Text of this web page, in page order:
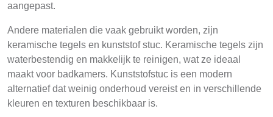
aangepast.
Andere materialen die vaak gebruikt worden, zijn
keramische tegels en kunststof stuc. Keramische tegels zijn
waterbestendig en makkelijk te reinigen, wat ze ideaal
maakt voor badkamers. Kunststofstuc is een modern
alternatief dat weinig onderhoud vereist en in verschillende
kleuren en texturen beschikbaar is.